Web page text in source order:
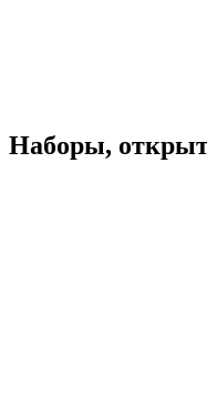
Наборы,